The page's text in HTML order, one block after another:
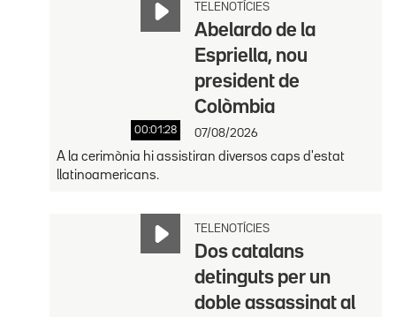
00:01:28
TELENOTÍCIES
Abelardo de la
Espriella, nou
president de
Colòmbia
07/08/2026
A la cerimònia hi assistiran diversos caps d'estat
llatinoamericans.
TELENOTÍCIES
Dos catalans
detinguts per un
doble assassinat al